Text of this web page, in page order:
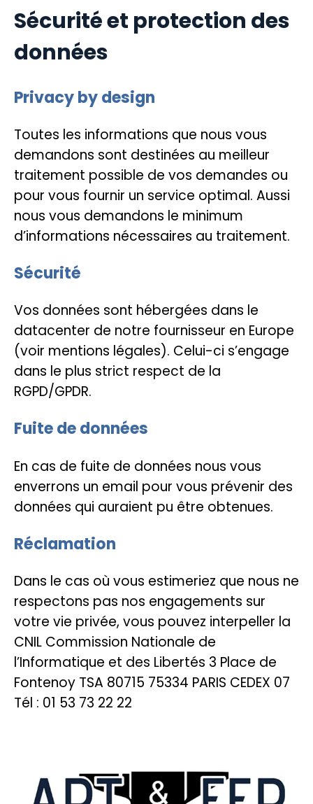
Sécurité et protection des
données
Privacy by design
Toutes les informations que nous vous
demandons sont destinées au meilleur
traitement possible de vos demandes ou
pour vous fournir un service optimal. Aussi
nous vous demandons le minimum
d’informations nécessaires au traitement.
Sécurité
Vos données sont hébergées dans le
datacenter de notre fournisseur en Europe
(voir mentions légales). Celui-ci s’engage
dans le plus strict respect de la
RGPD/GPDR.
Fuite de données
En cas de fuite de données nous vous
enverrons un email pour vous prévenir des
données qui auraient pu être obtenues.
Réclamation
Dans le cas où vous estimeriez que nous ne
respectons pas nos engagements sur
votre vie privée, vous pouvez interpeller la
CNIL Commission Nationale de
l’Informatique et des Libertés 3 Place de
Fontenoy TSA 80715 75334 PARIS CEDEX 07
Tél : 01 53 73 22 22